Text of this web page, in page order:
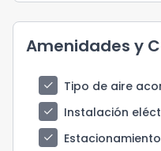
Amenidades y
check Tipo de aire
check
Instalación
check